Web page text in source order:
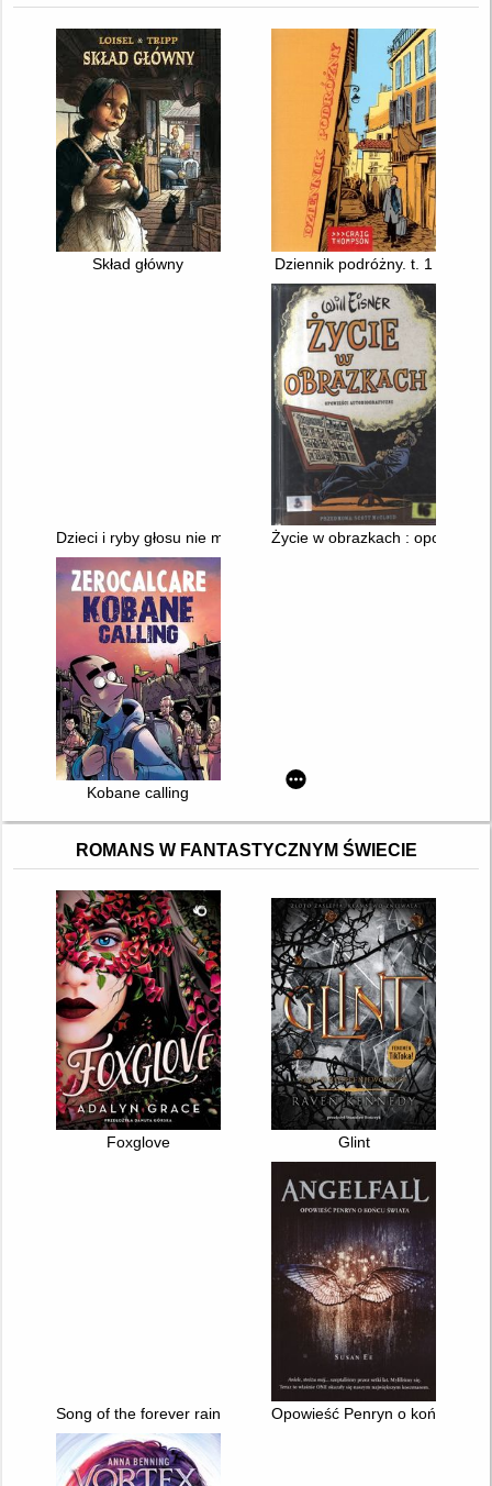
Skład główny Dziennik podróżny. t. 1
Dzieci i ryby głosu nie mają Życie w obrazkach : opowieści
Kobane calling
ROMANS W FANTASTYCZNYM ŚWIECIE
Foxglove Glint
Song of the forever rains Opowieść Penryn o końcu